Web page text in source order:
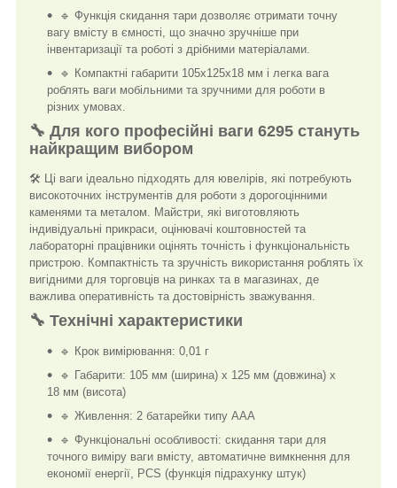
🔹 Функція скидання тари дозволяє отримати точну
вагу вмісту в ємності, що значно зручніше при
інвентаризації та роботі з дрібними матеріалами.
🔹 Компактні габарити 105х125х18 мм і легка вага
роблять ваги мобільними та зручними для роботи в
різних умовах.
🔧 Для кого професійні ваги 6295 стануть
найкращим вибором
🛠️ Ці ваги ідеально підходять для ювелірів, які потребують
високоточних інструментів для роботи з дорогоцінними
каменями та металом. Майстри, які виготовляють
індивідуальні прикраси, оцінювачі коштовностей та
лабораторні працівники оцінять точність і функціональність
пристрою. Компактність та зручність використання роблять їх
вигідними для торговців на ринках та в магазинах, де
важлива оперативність та достовірність зважування.
🔧 Технічні характеристики
🔹 Крок вимірювання: 0,01 г
🔹 Габарити: 105 мм (ширина) х 125 мм (довжина) х
18 мм (висота)
🔹 Живлення: 2 батарейки типу AAA
🔹 Функціональні особливості: скидання тари для
точного виміру ваги вмісту, автоматичне вимкнення для
економії енергії, PCS (функція підрахунку штук)